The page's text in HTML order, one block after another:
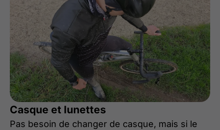
Casque et lunettes
Pas besoin de changer de casque, mais si le